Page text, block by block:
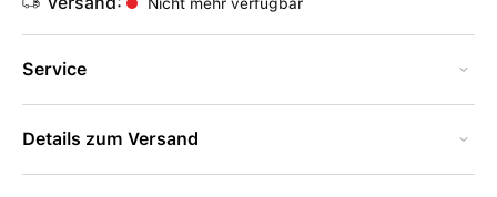
Service
Details zum Versand